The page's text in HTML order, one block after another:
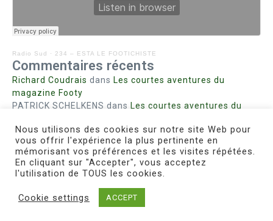
Radio Sud · 234 – ESTA LE FOOTICHISTE
Commentaires récents
Richard Coudrais dans Les courtes aventures du
magazine Footy
PATRICK SCHELKENS dans Les courtes aventures du
Bohn fabiennedans Intrigues sanglantes à Mulhouse
Steph. RUTA dansLust for Nice
MIRMANDdansPieds agiles et champignons
Copyright © 2026 Le Footichiste | Réalisé par
Nous utilisons des cookies sur notre site Web pour
vous offrir l'expérience la plus pertinente en
mémorisant vos préférences et les visites répétées.
En cliquant sur "Accepter", vous acceptez
l'utilisation de TOUS les cookies.
Cookie settings ACCEPT